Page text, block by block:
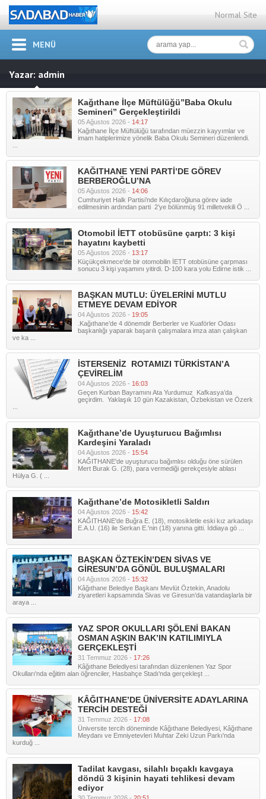
Normal Site
MENÜ
Yazar: admin
Kağıthane İlçe Müftülüğü”Baba Okulu
Semineri” Gerçekleştirildi
05 Ağustos 2026 - 14:17
Kağıthane İlçe Müftülüğü tarafından müezzin kayyımlar ve
imam hatiplerimize yönelik Baba Okulu Semineri düzenlendi.
KAĞITHANE YENİ PARTİ’DE GÖREV
BERBEROĞLU’NA
05 Ağustos 2026 - 14:06
Cumhuriyet Halk Partisi’nde Kılıçdaroğluna görev iade
edilmesinin ardından parti 2’ye bölünmüş 91 milletvekili Ö ...
Otomobil İETT otobüsüne çarptı: 3 kişi
hayatını kaybetti
05 Ağustos 2026 - 13:17
Küçükçekmece'de bir otomobilin İETT otobüsüne çarpması
sonucu 3 kişi yaşamını yitirdi. D-100 kara yolu Edirne istik ...
BAŞKAN MUTLU: ÜYELERİNİ MUTLU
ETMEYE DEVAM EDİYOR
04 Ağustos 2026 - 19:05
.Kağıthane’de 4 dönemdir Berberler ve Kuaförler Odası
başkanlığı yaparak başarılı çalışmalara imza atan çalışkan
ve ka ...
İSTERSENİZ ROTAMIZI TÜRKİSTAN’A
ÇEVİRELİM
04 Ağustos 2026 - 16:03
Geçen Kurban Bayramını Ata Yurdumuz Kafkasya’da
geçirdim. Yaklaşık 10 gün Kazakistan, Özbekistan ve Özerk
Kağıthane’de Uyuşturucu Bağımlısı
Kardeşini Yaraladı
04 Ağustos 2026 - 15:54
KAĞITHANE'de uyuşturucu bağımlısı olduğu öne sürülen
Mert Burak G. (28), para vermediği gerekçesiyle ablası
Hülya G. ( ...
Kağıthane’de Motosikletli Saldırı
04 Ağustos 2026 - 15:42
KAĞITHANE'de Buğra E. (18), motosikletle eski kız arkadaşı
E.A.U. (16) ile Serkan E.'nin (18) yanına gitti. İddiaya gö ...
BAŞKAN ÖZTEKİN’DEN SİVAS VE
GİRESUN’DA GÖNÜL BULUŞMALARI
04 Ağustos 2026 - 15:32
Kâğıthane Belediye Başkanı Mevlüt Öztekin, Anadolu
ziyaretleri kapsamında Sivas ve Giresun’da vatandaşlarla bir
araya ...
YAZ SPOR OKULLARI ŞÖLENİ BAKAN
OSMAN AŞKIN BAK’IN KATILIMIYLA
GERÇEKLEŞTİ
31 Temmuz 2026 - 17:26
Kâğıthane Belediyesi tarafından düzenlenen Yaz Spor
Okulları'nda eğitim alan öğrenciler, Hasbahçe Stadı'nda gerçekleşt ...
KÂĞITHANE’DE ÜNİVERSİTE ADAYLARINA
TERCİH DESTEĞİ
31 Temmuz 2026 - 17:08
Üniversite tercih döneminde Kâğıthane Belediyesi, Kâğıthane
Meydanı ve Emniyetevleri Muhtar Zeki Uzun Parkı'nda
kurduğ ...
Tadilat kavgası, silahlı bıçaklı kavgaya
döndü 3 kişinin hayati tehlikesi devam
ediyor